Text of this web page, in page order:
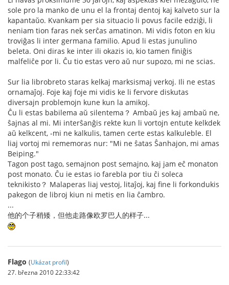
sole pro la manko de unu el la frontaj dentoj kaj kalveto sur la
kapantaŭo. Kvankam per sia situacio li povus facile edziĝi, li
neniam tion faras nek serĉas amatinon. Mi vidis foton en kiu
troviĝas li inter germana familio. Apud li estas junulino
beleta. Oni diras ke inter ili okazis io, kio tamen finiĝis
malfeliĉe por li. Ĉu tio estas vero aŭ nur supozo, mi ne scias.
Sur lia librobreto staras kelkaj marksismaj verkoj. Ili ne estas
ornamaĵoj. Foje kaj foje mi vidis ke li fervore diskutas
diversajn problemojn kune kun la amikoj.
Ĉu li estas babilema aŭ silentema？ Ambaŭ jes kaj ambaŭ ne,
ŝajnas al mi. Mi interŝanĝis rekte kun li vortojn entute kelkdek
aŭ kelkcent, -mi ne kalkulis, tamen certe estas kalkuleble. El
liaj vortoj mi rememoras nur: "Mi ne ŝatas Ŝanhajon, mi amas
Beiping."
Tagon post tago, semajnon post semajno, kaj jam eĉ monaton
post monato. Ĉu ie estas io farebla por tiu ĉi soleca
teknikisto？ Malaperas liaj vestoj, litaĵoj, kaj fine li forkondukis
pakegon de libroj kiun ni metis en lia ĉambro.
...
他的个子稍矮，但他走路像欧罗巴人的样子...
Flago (Ukázat profil)
27. března 2010 22:33:42